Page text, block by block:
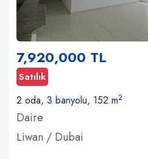
7,920,000 TL
Satılık
2 oda, 3 banyolu, 152 m2
Daire
Liwan / Dubai